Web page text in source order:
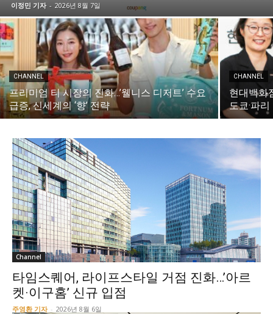
이정민 기자 - 2026년 8월 7일
CHANNEL
프리미엄 티 시장의 진화…’웰니스 디저트’ 수요
급증, 신세계의 ‘향’ 전략
CHANNEL
현대백화
도쿄·파
Channel
타임스퀘어, 라이프스타일 거점 진화…’아르
켓·이구홈’ 신규 입점
주영환 기자 - 2026년 8월 6일